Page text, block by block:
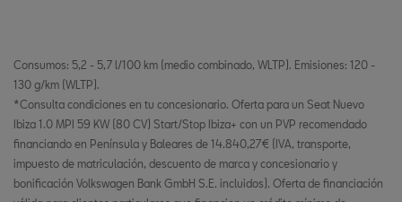
Consumos: 5,2 - 5,7 l/100 km (medio combinado, WLTP). Emisiones: 120 -
130 g/km (WLTP).
*Consulta condiciones en tu concesionario. Oferta para un Seat Nuevo
Ibiza 1.0 MPI 59 KW (80 CV) Start/Stop Ibiza+ con un PVP recomendado
financiando en Península y Baleares de 14.840,27€ (IVA, transporte,
impuesto de matriculación, descuento de marca y concesionario y
bonificación Volkswagen Bank GmbH S.E. incluidos). Oferta de financiación